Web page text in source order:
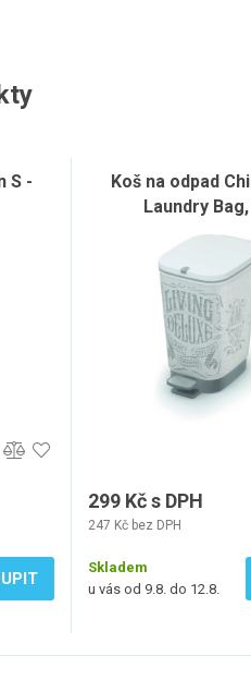
S -
Koš na odpad
Laundry
299 Kč s DPH
247 Kč bez DPH
Skladem
u vás od 9.8. do 12.8.